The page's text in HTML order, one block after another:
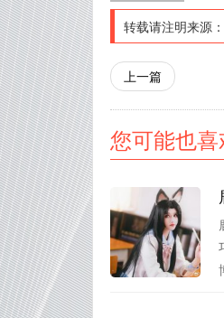
转载请注明来源：
上一篇
您可能也喜